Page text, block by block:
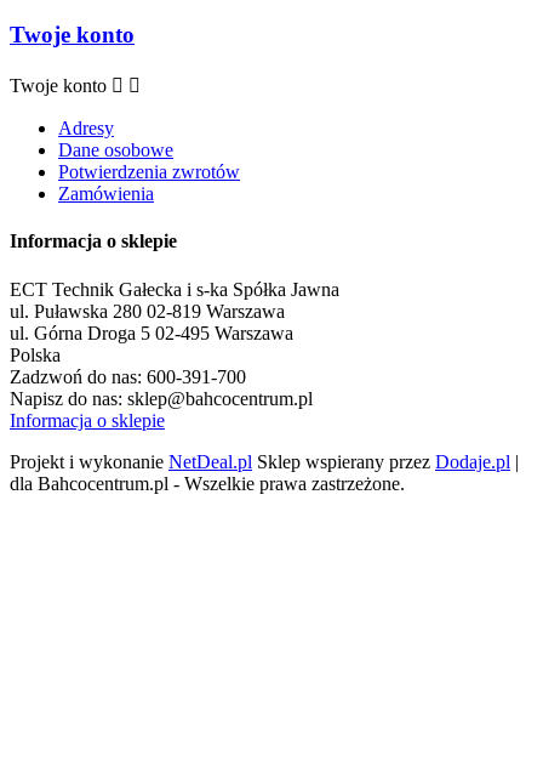
Twoje konto
Twoje konto  
Adresy
Dane osobowe
Potwierdzenia zwrotów
Zamówienia
Informacja o sklepie
ECT Technik Gałecka i s-ka Spółka Jawna
ul. Puławska 280 02-819 Warszawa
ul. Górna Droga 5 02-495 Warszawa
Polska
Zadzwoń do nas: 600-391-700
Napisz do nas: sklep@bahcocentrum.pl
Informacja o sklepie
Projekt i wykonanie NetDeal.pl Sklep wspierany przez Dodaje.pl |
dla Bahcocentrum.pl - Wszelkie prawa zastrzeżone.